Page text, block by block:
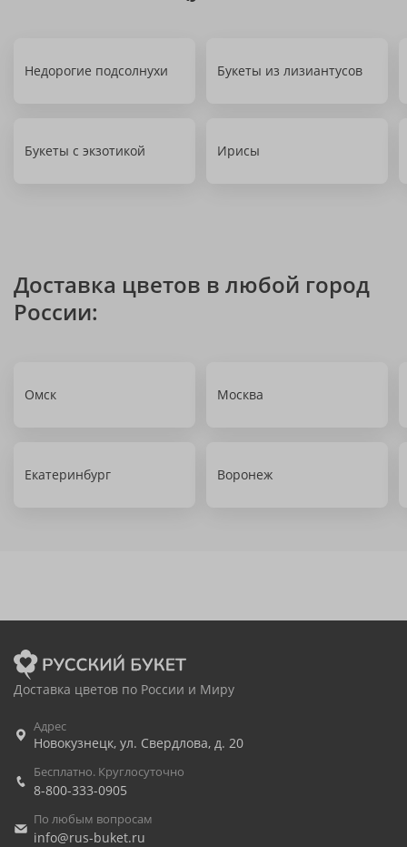
Недорогие подсолнухи Букеты из лизиантусов
Букеты с экзотикой Ирисы
Доставка цветов в любой город
России:
Омск Москва
Екатеринбург Воронеж
Доставка цветов по России и Миру
Адрес
Новокузнецк, ул. Свердлова, д. 20
Бесплатно. Круглосуточно
8-800-333-0905
По любым вопросам
info@rus-buket.ru